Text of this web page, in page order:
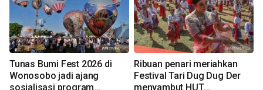
Tunas Bumi Fest 2026 di
Wonosobo jadi ajang
sosialisasi program
Ribuan penari meriahkan
Festival Tari Dug Dug Der
menyambut HUT